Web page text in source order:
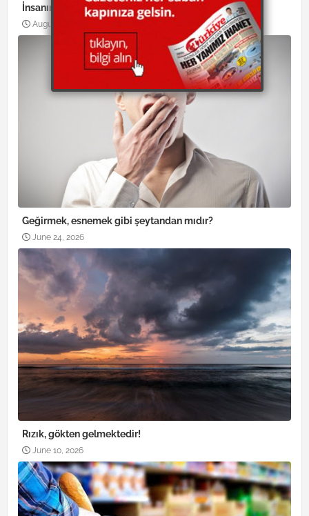
İnsanın ömrü değişebilir mi?
August 04, 2026
Geğirmek, esnemek gibi şeytandan mıdır?
June 24, 2026
Rızık, gökten gelmektedir!
June 10, 2026